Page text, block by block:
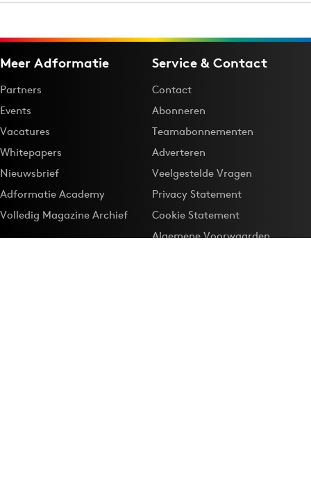
Meer Adformatie
Partners
Events
Vacatures
Whitepapers
Nieuwsbrief
Adformatie Academy
Volledig Magazine Archief
Service & Contact
Contact
Abonneren
Teamabonnementen
Adverteren
Veelgestelde Vragen
Privacy Statement
Cookie Statement
Algemene Voorwaarden